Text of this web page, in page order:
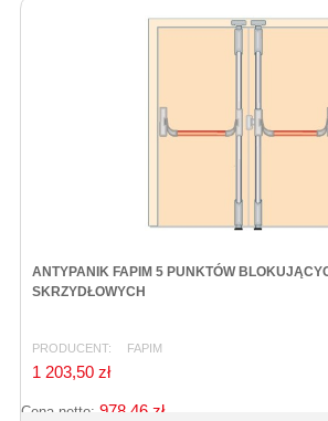
ANTYPANIK FAPIM 5 PUNKTÓW
SKRZYDŁOWYCH
PRODUCENT: FAPIM
1 203,50 zł
Cena netto: 978,46 zł